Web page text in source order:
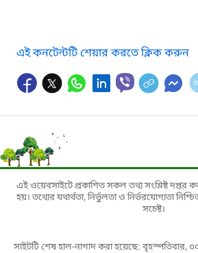
এই কনটেন্টটি শেয়ার করতে ক্লিক করুন
এই ওয়েবসাইটে প্রকাশিত সকল তথ্য সংশ্লিষ্ট দপ্তর
হয়। তথ্যের যথার্থতা, নির্ভুলতা ও নির্ভরযোগ্যতা
সচেষ্ট।
সাইটটি শেষ হাল-নাগাদ করা হয়েছে: বৃহস্পতিবার,